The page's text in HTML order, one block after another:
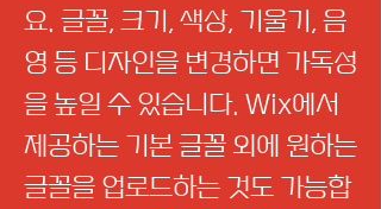
요. 글꼴, 크기, 색상, 기울기, 음
영 등 디자인을 변경하면 가독성
을 높일 수 있습니다. Wix에서
제공하는 기본 글꼴 외에 원하는
글꼴을 업로드하는 것도 가능합